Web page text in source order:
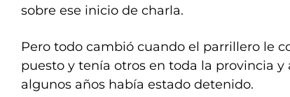
sobre ese inicio de charla.
Pero todo cambió cuando el parrillero le
puesto y tenía otros en toda la provincia y
algunos años había estado detenido.